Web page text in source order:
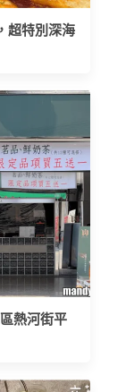
超特別深海
熱河街平